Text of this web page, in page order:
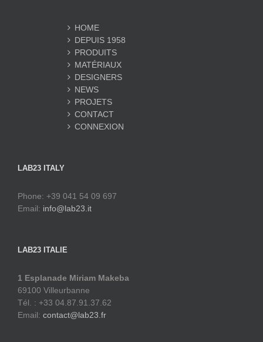
HOME
DEPUIS 1958
PRODUITS
MATÉRIAUX
DESIGNERS
NEWS
PROJETS
CONTACT
CONNEXION
LAB23 ITALY
Phone: +39 041 54 09 697
Email: info@lab23.it
LAB23 ITALIE
1 Esplanade Miriam Makeba
69100 Villeurbanne
Tél. : +33 04.87.91.37.62
Email: contact@lab23.fr